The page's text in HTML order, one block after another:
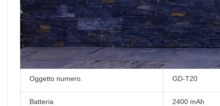
Oggetto numero. GD-T20
Batteria 2400 mAh